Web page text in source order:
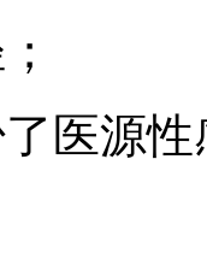
医源性